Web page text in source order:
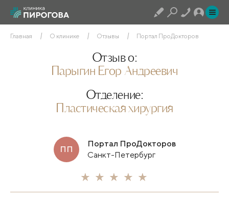
Главная О клинике Отзывы Портал ПроДокторов
Отзыв о:
Парыгин Егор Андреевич
Отделение:
Пластическая хирургия
ПП
Портал ПроДокторов
Санкт-Петербург